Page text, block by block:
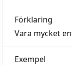
Förklaring
Vara mycket
Exempel